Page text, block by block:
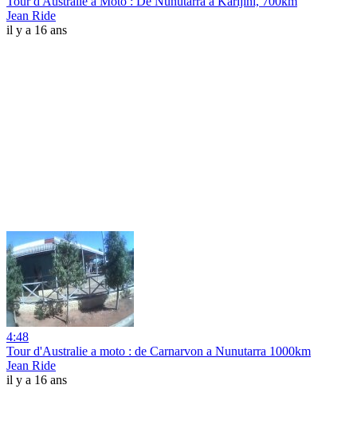
Jean Ride
il y a 16 ans
4:48
Tour d'Australie a moto : de Carnarvon a Nunutarra 1000km
Jean Ride
il y a 16 ans